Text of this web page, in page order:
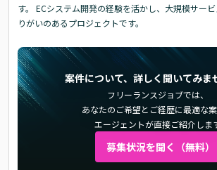
す。 ECシステム開発の経験を活かし、大規模サー
りがいのあるプロジェクトです。
案件について、詳しく聞いてみま
フリーランスジョブでは、
あなたのご希望とご経歴に最適な
エージェントが直接ご紹介しま
募集状況を聞く（無料）